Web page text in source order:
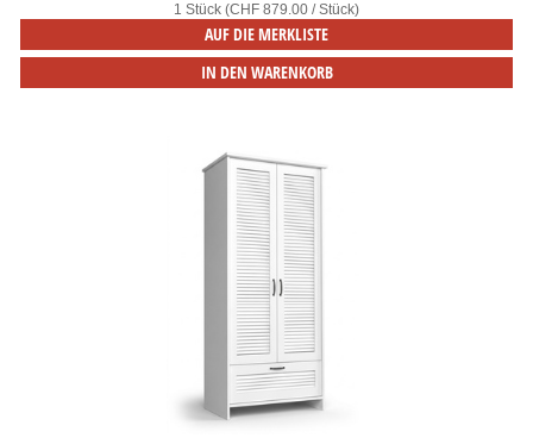
1 Stück (CHF 879.00 / Stück)
AUF DIE MERKLISTE
IN DEN WARENKORB